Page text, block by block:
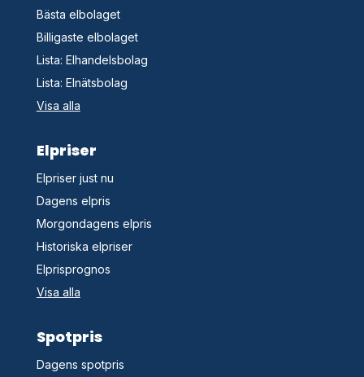
Bästa elbolaget
Billigaste elbolaget
Lista: Elhandelsbolag
Lista: Elnätsbolag
Visa alla
Elpriser
Elpriser just nu
Dagens elpris
Morgondagens elpris
Historiska elpriser
Elprisprognos
Visa alla
Spotpris
Dagens spotpris